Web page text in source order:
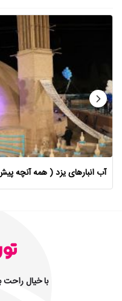
آب انبارهای یزد ( همه آنچه
با خیال راحت